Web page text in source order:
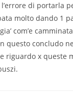
di portarla
molto dando 1
com’e
questo concludo
riguardo x